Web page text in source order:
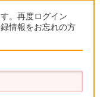
。再度ログイン
情報をお忘れの方